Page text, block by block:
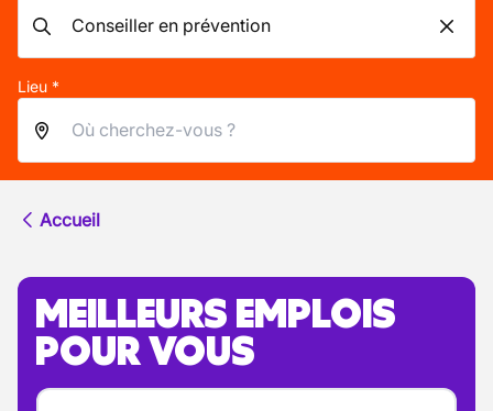
Lieu *
Accueil
MEILLEURS EMPLOIS
POUR VOUS